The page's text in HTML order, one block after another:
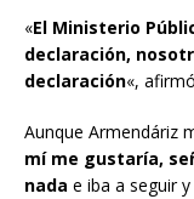
«El Ministerio
declaración,
declaración«,
Aunque Armendáriz
mí me gustaría,
nada e iba a seguir